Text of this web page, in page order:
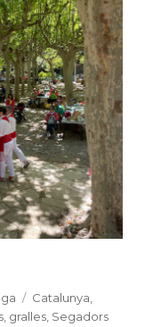
Etiquetes
Catalunya,
, gralles, Segadors